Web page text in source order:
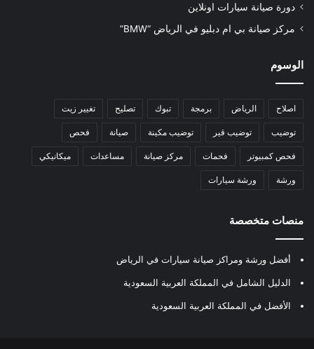
دورة صيانة سيارات اونلاين
مركز صيانة بي ام دبليو في الرياض “BMW”
الوسوم
اصلاح الرياض برمجة تبوك تصليح تغيير زيت
توضيب توضيب قير توضيب مكينة صيانة فحص
فحص كمبيوتر فحمات مركز صيانة مساعدات ميكانيكي
ورشة ورشة سيارات
منصات متخصصة
أفضل ورشة ومراكز صيانة سيارات في الرياض
الدليل الشامل في المملكة العربية السعودية
الأفضل في المملكة العربية السعودية